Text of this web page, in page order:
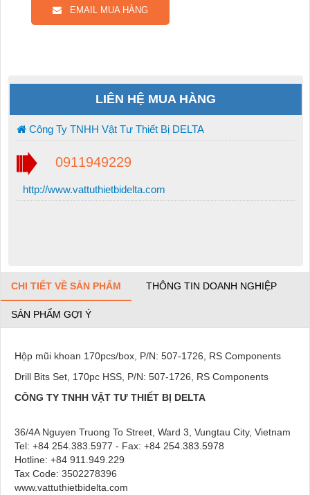
EMAIL MUA HÀNG
LIÊN HỆ MUA HÀNG
Công Ty TNHH Vật Tư Thiết Bị DELTA
0911949229
http://www.vattuthietbidelta.com
CHI TIẾT VỀ SẢN PHẨM THÔNG TIN DOANH NGHIỆP
SẢN PHẨM GỢI Ý
Hộp mũi khoan 170pcs/box, P/N: 507-1726, RS Components
Drill Bits Set, 170pc HSS, P/N: 507-1726, RS Components
CÔNG TY TNHH VẬT TƯ THIẾT BỊ DELTA
36/4A Nguyen Truong To Street, Ward 3, Vungtau City, Vietnam
Tel: +84 254.383.5977 - Fax: +84 254.383.5978
Hotline: +84 911.949.229
Tax Code: 3502278396
www.vattuthietbidelta.com